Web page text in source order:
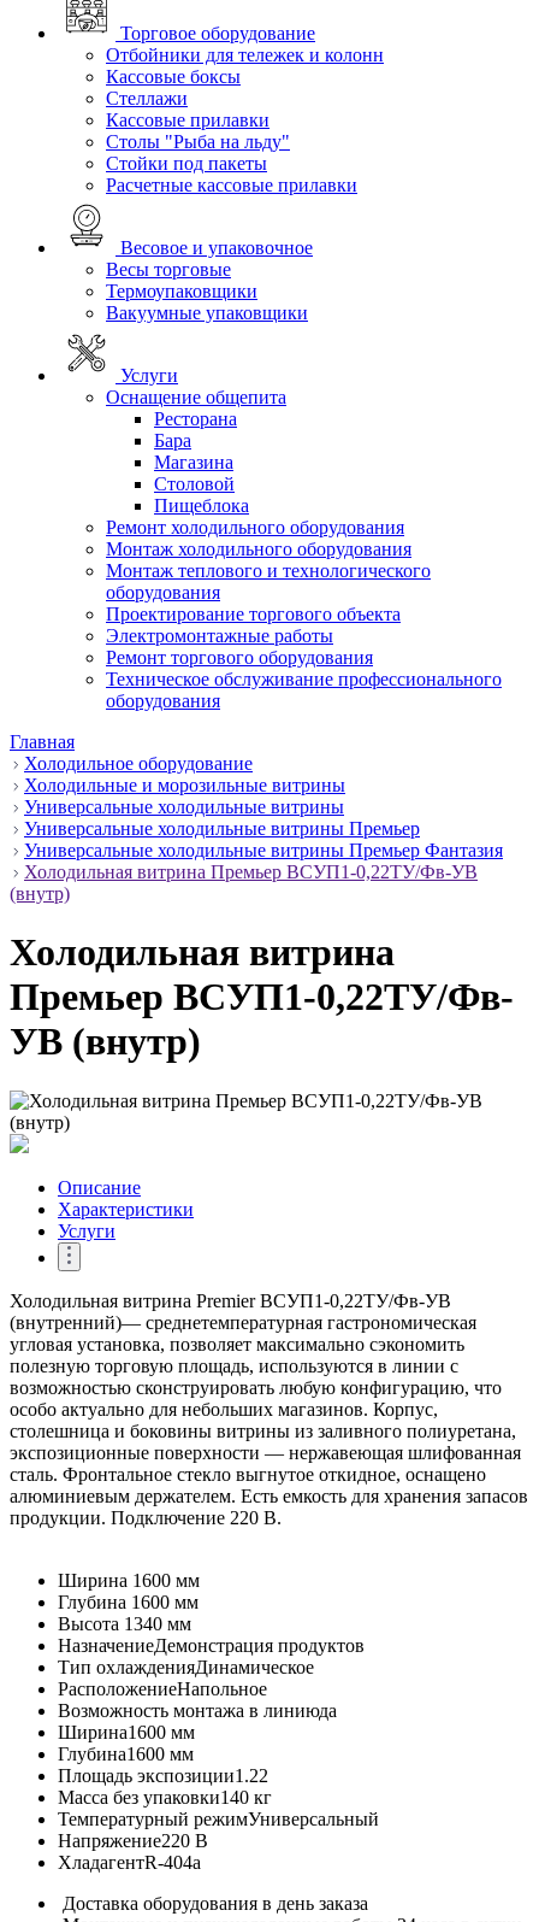
Торговое оборудование
Отбойники для тележек и колонн
Кассовые боксы
Стеллажи
Кассовые прилавки
Столы "Рыба на льду"
Стойки под пакеты
Расчетные кассовые прилавки
Весовое и упаковочное
Весы торговые
Термоупаковщики
Вакуумные упаковщики
Услуги
Оснащение общепита
Ресторана
Бара
Магазина
Столовой
Пищеблока
Ремонт холодильного оборудования
Монтаж холодильного оборудования
Монтаж теплового и технологического
оборудования
Проектирование торгового объекта
Электромонтажные работы
Ремонт торгового оборудования
Техническое обслуживание профессионального
оборудования
Главная
Холодильное оборудование
Холодильные и морозильные витрины
Универсальные холодильные витрины
Универсальные холодильные витрины Премьер
Универсальные холодильные витрины Премьер Фантазия
Холодильная витрина Премьер ВСУП1-0,22ТУ/Фв-УВ
(внутр)
Холодильная витрина
Премьер ВСУП1-0,22ТУ/Фв-
УВ (внутр)
Описание
Характеристики
Услуги
Холодильная витрина Premier ВСУП1-0,22ТУ/Фв-УВ
(внутренний)— среднетемпературная гастрономическая
угловая установка, позволяет максимально сэкономить
полезную торговую площадь, используются в линии с
возможностью сконструировать любую конфигурацию, что
особо актуально для небольших магазинов. Корпус,
столешница и боковины витрины из заливного полиуретана,
экспозиционные поверхности — нержавеющая шлифованная
сталь. Фронтальное стекло выгнутое откидное, оснащено
алюминиевым держателем. Есть емкость для хранения запасов
продукции. Подключение 220 В.
Ширина 1600 мм
Глубина 1600 мм
Высота 1340 мм
НазначениеДемонстрация продуктов
Тип охлажденияДинамическое
РасположениеНапольное
Возможность монтажа в линиюда
Ширина1600 мм
Глубина1600 мм
Площадь экспозиции1.22
Масса без упаковки140 кг
Температурный режимУниверсальный
Напряжение220 В
ХладагентR-404a
Доставка оборудования в день заказа